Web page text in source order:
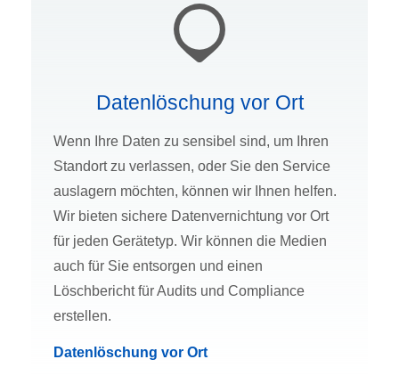
Datenlöschung vor Ort
Wenn Ihre Daten zu sensibel sind, um Ihren
Standort zu verlassen, oder Sie den Service
auslagern möchten, können wir Ihnen helfen.
Wir bieten sichere Datenvernichtung vor Ort
für jeden Gerätetyp. Wir können die Medien
auch für Sie entsorgen und einen
Löschbericht für Audits und Compliance
erstellen.
Datenlöschung vor Ort